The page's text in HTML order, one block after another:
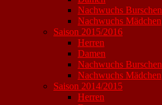
Nachwuchs Burschen
Nachwuchs Mädchen
Saison 2015/2016
Herren
Damen
Nachwuchs Burschen
Nachwuchs Mädchen
Saison 2014/2015
Herren